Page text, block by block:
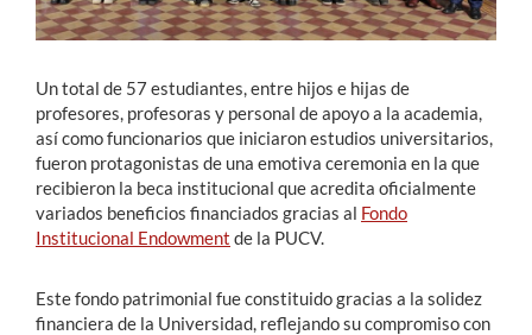
Alumni
English
Un total de 57 estudiantes, entre hijos e hijas de
profesores, profesoras y personal de apoyo a la academia,
así como funcionarios que iniciaron estudios universitarios,
fueron protagonistas de una emotiva ceremonia en la que
recibieron la beca institucional que acredita oficialmente
variados beneficios financiados gracias al Fondo
Institucional Endowment de la PUCV.
Este fondo patrimonial fue constituido gracias a la solidez
financiera de la Universidad, reflejando su compromiso con